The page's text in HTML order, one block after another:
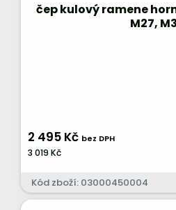
čep kulový ramene
M27,
2 495 Kč bez DPH
3 019 Kč
Kód zboží: 03000450004